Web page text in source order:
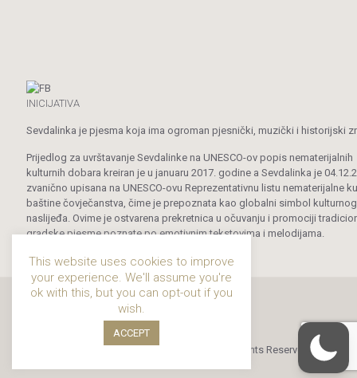
INICIJATIVA
Sevdalinka je pjesma koja ima ogroman pjesnički, muzički i historijski
Prijedlog za uvrštavanje Sevdalinke na UNESCO-ov popis nematerijalnih
kulturnih dobara kreiran je u januaru 2017. godine a Sevdalinka je
zvanično upisana na UNESCO-ovu Reprezentativnu listu nematerijalne
baštine čovječanstva, čime je prepoznata kao globalni simbol kulturnog
naslijeđa. Ovime je ostvarena prekretnica u očuvanju i promociji
gradske pjesme poznate po emotivnim tekstovima i melodijama.
© 2019 - 2024 Sevdalinka. All Rights Reserved.
This website uses cookies to improve
your experience. We'll assume you're
ok with this, but you can opt-out if you
wish.
ACCEPT